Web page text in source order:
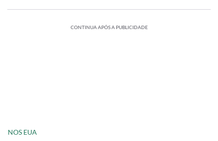
CONTINUA APÓS A PUBLICIDADE
NOS EUA